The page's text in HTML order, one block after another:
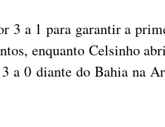
3 a 1 para garantir a
enquanto Celsinho
a 0 diante do Bahia na